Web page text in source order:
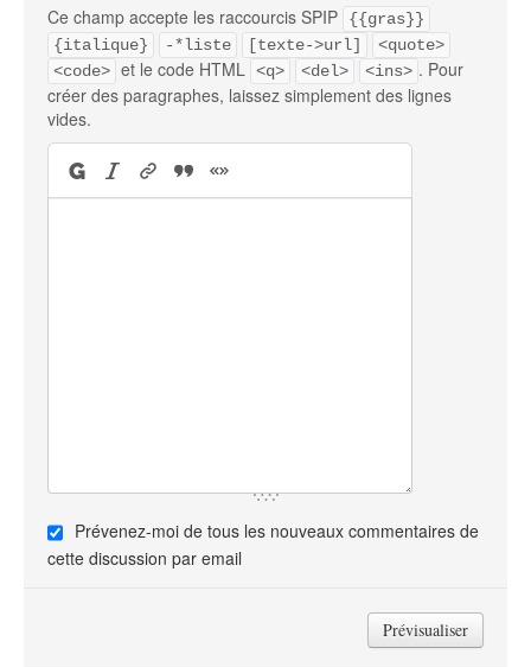
Ce champ accepte les raccourcis SPIP
{{gras}}
{italique}
-*liste [texte->url]
<quote>
<code> et le code HTML <q> <del> <ins> . Pour
créer des paragraphes, laissez simplement des lignes
vides.
Prévenez-moi de tous les nouveaux commentaires de
cette discussion par email